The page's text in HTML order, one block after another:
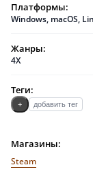
Платформы:
Windows, macOS,
Жанры:
4X
Теги:
+ добавить тег
Магазины:
Steam